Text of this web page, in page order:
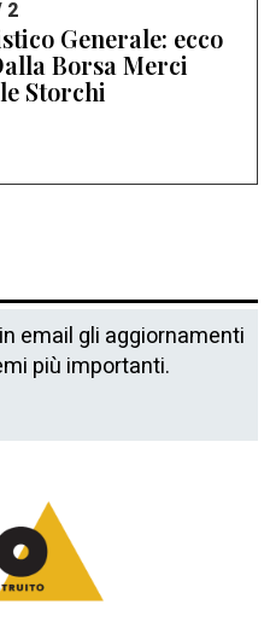
2
Generale: ecco
Borsa Merci
Storchi
email gli aggiornamenti
più importanti.